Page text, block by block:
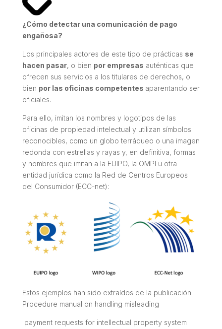
¿Cómo detectar una comunicación de pago
engañosa?
Los principales actores de este tipo de prácticas se
hacen pasar, o bien por empresas auténticas que
ofrecen sus servicios a los titulares de derechos, o
bien por las oficinas competentes aparentando ser
oficiales.
Para ello, imitan los nombres y logotipos de las
oficinas de propiedad intelectual y utilizan símbolos
reconocibles, como un globo terráqueo o una imagen
redonda con estrellas y rayas y, en definitiva, formas
y nombres que imitan a la EUIPO, la OMPI u otra
entidad jurídica como la Red de Centros Europeos
del Consumidor (ECC-net):
Estos ejemplos han sido extraídos de la publicación
Procedure manual on handling misleading
payment requests for intellectual property system